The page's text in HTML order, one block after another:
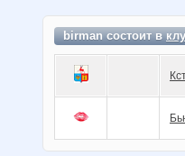
birman состоит в